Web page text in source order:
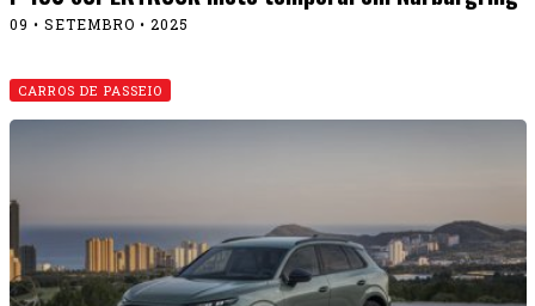
09 • SETEMBRO • 2025
CARROS DE PASSEIO